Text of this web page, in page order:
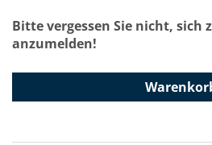
Bitte vergessen Sie nicht, sich
anzumelden!